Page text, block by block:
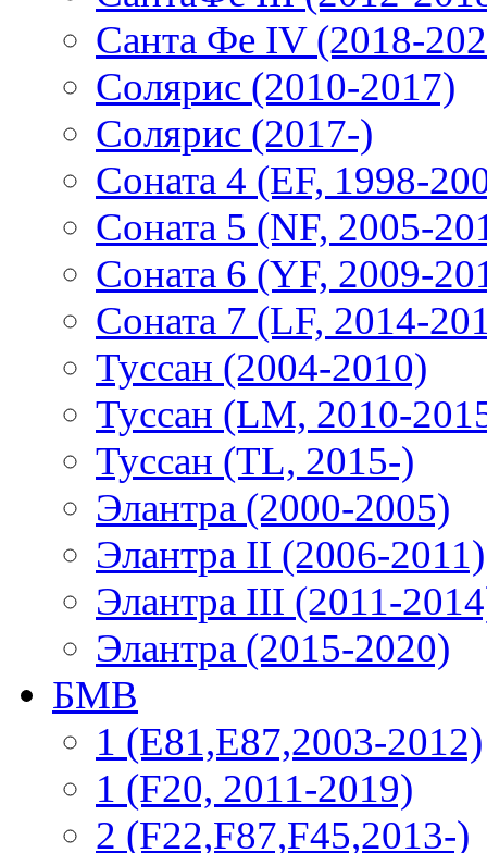
Санта Фе IV (2018-
Солярис (2010-2017)
Солярис (2017-)
Соната 4 (EF, 1998-
Соната 5 (NF, 2005-
Соната 6 (YF, 2009-
Соната 7 (LF, 2014-
Туссан (2004-2010)
Туссан (LM, 2010-
Туссан (TL, 2015-)
Элантра (2000-2005)
Элантра II (2006-2011)
Элантра III (2011-
Элантра (2015-2020)
БМВ
1 (E81,E87,2003-2012)
1 (F20, 2011-2019)
2 (F22,F87,F45,2013-)